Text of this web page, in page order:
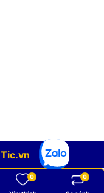
Tic.vn
0 0